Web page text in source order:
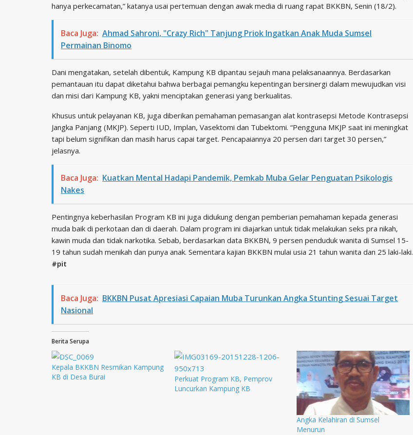
hanya perkecamatan,” katanya usai pertemuan dengan awak media di ruang rapat BKKBN, Senin (18/2).
Baca Juga: Ahmad Sahroni, "Crazy Rich" Tanjung Priok Ingatkan Anak Muda Sumsel
Permainan Binomo
Dani mengatakan, setelah dibentuk, Kampung KB dipantau sejauh mana pelaksanaannya. Berdasarkan
pemantauan itu dapat diketahui bahwa berbagai pemangku kepentingan bersinergi dalam mewujudkan visi
dan misi dari Kampung KB, yakni menciptakan generasi yang berkualitas.
Khusus untuk pelayanan KB, juga diberikan pemahaman pemasangan alat kontrasepsi Metode Kontrasepsi
Jangka Panjang (MKJP). Seperti IUD, Implan, Vasektomi dan Tubektomi. “Pengguna MKJP saat ini meningkat
tapi belum signifikan dan masih harus capai target. Pencapaiannya 20 persen dari target 30 persen,”
jelasnya.
Baca Juga: Kuatkan Mental Hadapi Pandemik, Pemkab Muba Gelar Penguatan Psikologis
Nakes
Pentingnya keberhasilan Program KB ini juga didukung dengan pemberian pemahaman kepada generasi
muda baik di perkotaan dan di daerah. Dalam program ini diajarkan untuk tidak melakukan seks pra nikah,
kawin muda dan tidak narkotika. Sebab, berdasarkan data BKKBN, 9 persen penduduk wanita di Sumsel 15-
19 tahun sudah menikah dan punya anak. Sementara kajian BKKBN mulai usia 21 tahun wanita dan 25 laki-laki.
#pit
Baca Juga: BKKBN Pusat Apresiasi Capaian Muba Turunkan Angka Stunting Sesuai Target
Nasional
Berita Serupa
Kepala BKKBN Resmikan Kampung
KB di Desa Burai
Perkuat Program KB, Pemprov
Luncurkan Kampung KB
Angka Kelahiran di Sumsel
Menurun